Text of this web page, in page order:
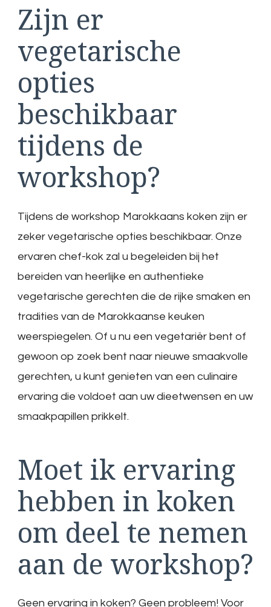
Zijn er
vegetarische
opties
beschikbaar
tijdens de
workshop?
Tijdens de workshop Marokkaans koken zijn er
zeker vegetarische opties beschikbaar. Onze
ervaren chef-kok zal u begeleiden bij het
bereiden van heerlijke en authentieke
vegetarische gerechten die de rijke smaken en
tradities van de Marokkaanse keuken
weerspiegelen. Of u nu een vegetariër bent of
gewoon op zoek bent naar nieuwe smaakvolle
gerechten, u kunt genieten van een culinaire
ervaring die voldoet aan uw dieetwensen en uw
smaakpapillen prikkelt.
Moet ik ervaring
hebben in koken
om deel te nemen
aan de workshop?
Geen ervaring in koken? Geen probleem! Voor